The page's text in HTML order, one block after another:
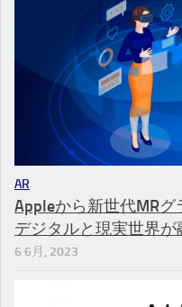
AR
Appleから新世代MR
デジタルと現実世界
6 6月, 2023